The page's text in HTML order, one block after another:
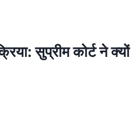
सुप्रीम कोर्ट ने क्यों